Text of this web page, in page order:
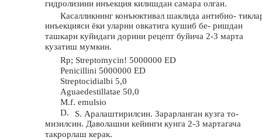
гидролизини инъекция килишдан самара олган.
Касалликнинг конъюктивал шаклида антибио-
инъекцияси ёки уларни овкатига кушиб бе- ришдан
ташкари куйидаги дорини рецепт буйича 2-3 марта
кузатиш мумкин.
Rp; Streptomycin! 5000000 ED
Penicillini 5000000 ED
Streptocidialbi 5,0
Aguaedestillatae 50,0
M.f. emulsio
D.
S. Аралаштирилсин. Зарарланган кузга то-
мизилсин. Даволашни кейинги кунга 2-3 мартагача
такрорлаш керак.